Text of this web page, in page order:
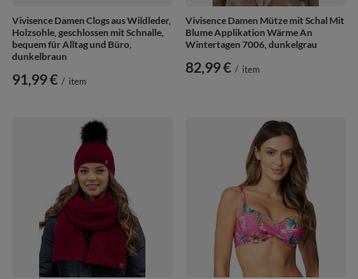
Vivisence Damen Clogs aus Wildleder,
Holzsohle, geschlossen mit Schnalle,
bequem für Alltag und Büro,
dunkelbraun
91,99 € / item
Vivisence Damen Mütze mit Schal Mit
Blume Applikation Wärme An
Wintertagen 7006, dunkelgrau
82,99 € / item